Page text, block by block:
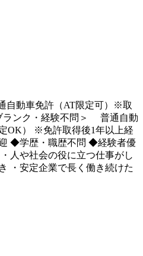
自動車免許（AT限定可）※取
ランク・経験不問＞ 普通自動
OK） ※免許取得後1年以上経
◆学歴・職歴不問 ◆経験者優
人や社会の役に立つ仕事がし
・安定企業で長く働き続けた